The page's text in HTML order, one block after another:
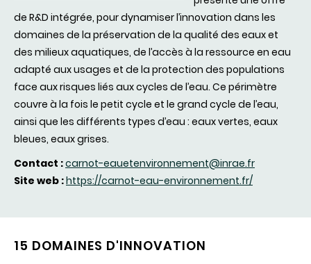
de R&D intégrée, pourdynamiserl’innovation dans les
domaines de la préservation de la qualité des eauxet
des milieuxaquatiques, de l’accès à la ressource en eau
adapté auxusages et de la protection des populations
face auxrisques liés auxcycles de l’eau. Ce périmètre
couvre à la fois le petit cycle et le grand cycle de l’eau,
ainsi que les différents types d’eau : eauxvertes, eaux
bleues, eauxgrises.
Contact :carnot-eauetenvironnement@inrae.fr
Site web :https://carnot-eau-environnement.fr/
15 DOMAINES D'INNOVATION